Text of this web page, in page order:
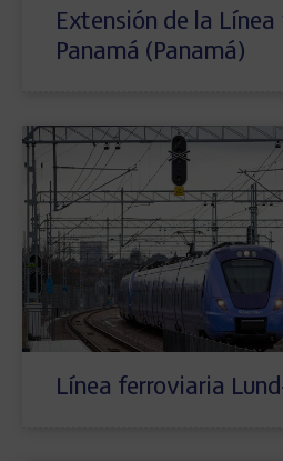
Extensión de la
Panamá (Panamá)
Línea ferroviaria